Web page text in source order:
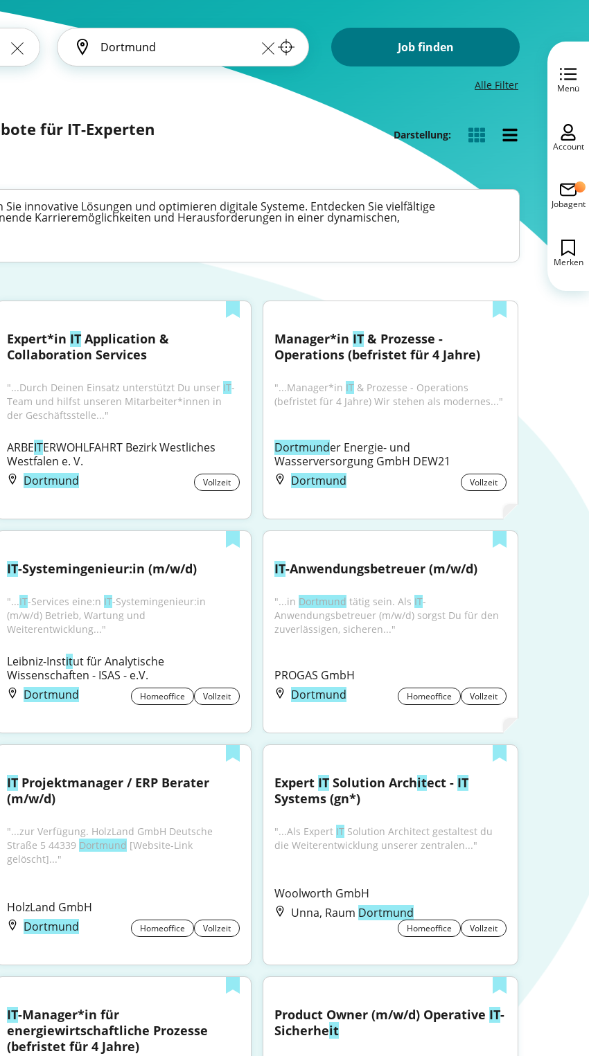
Job finden
Alle Filter
für IT-Experten Darstellung:
innovative Lösungen und optimieren digitale Systeme. Entdecken Sie vielfältige
Karrieremöglichkeiten und Herausforderungen in einer dynamischen,
Expert*in IT Application &
Collaboration Services
"...Durch Deinen Einsatz unterstützt Du unser IT-
Team und hilfst unseren Mitarbeiter*innen in
der Geschäftsstelle..."
ARBEITERWOHLFAHRT Bezirk Westliches
Westfalen e. V.
Dortmund
Vollzeit
Manager*in IT & Prozesse -
Operations (befristet für 4 Jahre)
"...Manager*in IT & Prozesse - Operations
(befristet für 4 Jahre) Wir stehen als modernes..."
Dortmunder Energie- und
Wasserversorgung GmbH DEW21
Dortmund
Vollzeit
IT-Systemingenieur:in (m/w/d)
"...IT-Services eine:n IT-Systemingenieur:in
(m/w/d) Betrieb, Wartung und
Weiterentwicklung..."
Leibniz-Institut für Analytische
Wissenschaften - ISAS - e.V.
Dortmund
Homeoffice Vollzeit
IT-Anwendungsbetreuer (m/w/d)
"...in Dortmund tätig sein. Als IT-
Anwendungsbetreuer (m/w/d) sorgst Du für den
zuverlässigen, sicheren..."
PROGAS GmbH
Dortmund
Homeoffice Vollzeit
IT Projektmanager / ERP Berater
(m/w/d)
"...zur Verfügung. HolzLand GmbH Deutsche
Straße 5 44339 Dortmund [Website-Link
gelöscht]..."
HolzLand GmbH
Dortmund
Homeoffice Vollzeit
Expert IT Solution Architect - IT
Systems (gn*)
"...Als Expert IT Solution Architect gestaltest du
die Weiterentwicklung unserer zentralen..."
Woolworth GmbH
Unna, Raum Dortmund
Homeoffice Vollzeit
IT-Manager*in für
energiewirtschaftliche Prozesse
(befristet für 4 Jahre)
Product Owner (m/w/d) Operative IT-
Sicherheit
Menü
Account
Jobagent
Merken